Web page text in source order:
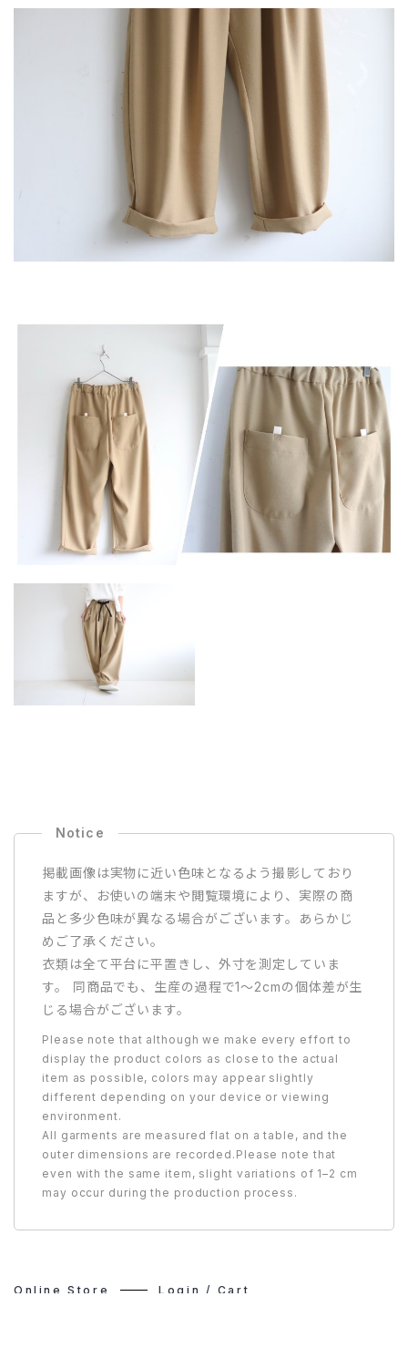
掲載画像は実物に近い色味となるよう撮影しており
ますが、お使いの端末や閲覧環境により、実際の商
品と多少色味が異なる場合がございます。あらかじ
めご了承ください。
衣類は全て平台に平置きし、外寸を測定していま
す。 同商品でも、生産の過程で1〜2cmの個体差が生
じる場合がございます。
Please note that although we make every effort to
display the product colors as close to the actual
item as possible, colors may appear slightly
different depending on your device or viewing
environment.
All garments are measured flat on a table, and the
outer dimensions are recorded.Please note that
even with the same item, slight variations of 1–2 cm
may occur during the production process.
Online Store Login / Cart